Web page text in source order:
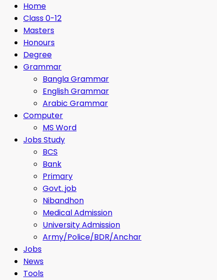
Home
Class 0-12
Masters
Honours
Degree
Grammar
Bangla Grammar
English Grammar
Arabic Grammar
Computer
MS Word
Jobs Study
BCS
Bank
Primary
Govt. job
Nibandhon
Medical Admission
University Admission
Army/Police/BDR/Anchar
Jobs
News
Tools